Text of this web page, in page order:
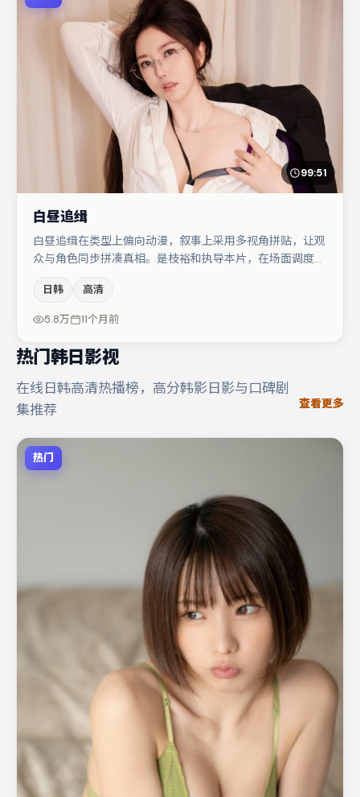
99:51
白昼追缉
白昼追缉在类型上偏向动漫，叙事上采用多视角拼贴，让观
众与角色同步拼凑真相。是枝裕和执导本片，在场面调度与
包括桂纶镁、赵丽颖、王景春等，角色动机前后呼应，适合
喜欢抠台词与伏笔的观众。整体完成度较高，适合周末一口
日韩 高清
5.8万 11个月前
热门韩日影视
在线日韩高清热播榜，高分韩影日影与口碑剧
集推荐
查看更多
热门